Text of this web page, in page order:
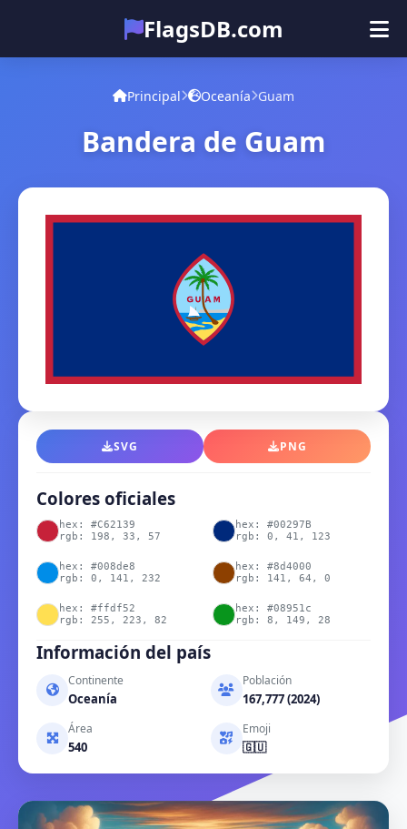
FlagsDB.com
Principal
Cuestionario
Principal Oceanía Guam
Bandera de Guam
SVG PNG
Colores oficiales
hex: #C62139
rgb: 198, 33, 57
hex: #00297B
rgb: 0, 41, 123
hex: #008de8
rgb: 0, 141, 232
hex: #8d4000
rgb: 141, 64, 0
hex: #ffdf52
rgb: 255, 223, 82
hex: #08951c
rgb: 8, 149, 28
Información del país
Continente
Oceanía
Población
167,777 (2024)
Área
540
Emoji
🇬🇺